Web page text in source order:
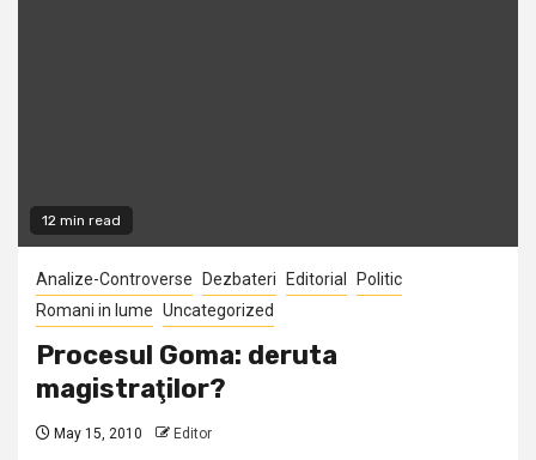
12 min read
Analize-Controverse Dezbateri Editorial
Politic
Romani in lume Uncategorized
Procesul Goma: deruta
magistraţilor?
May 15, 2010 Editor